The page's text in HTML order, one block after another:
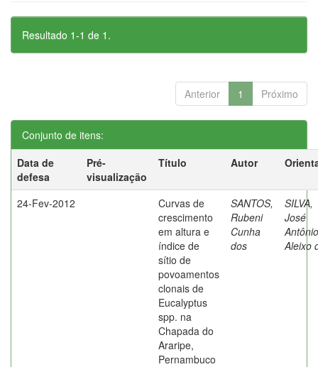
Resultado 1-1 de 1.
Anterior 1 Próximo
Conjunto de itens:
Data de
defesa
Pré-
visualização
Título Autor
24-Fev-2012
Curvas de
crescimento
em altura e
índice de
sítio de
povoamentos
clonais de
Eucalyptus
spp. na
Chapada do
Araripe,
Pernambuco
SANTOS,
Rubeni
Cunha
dos
SILVA,
José
Antônio
Aleixo